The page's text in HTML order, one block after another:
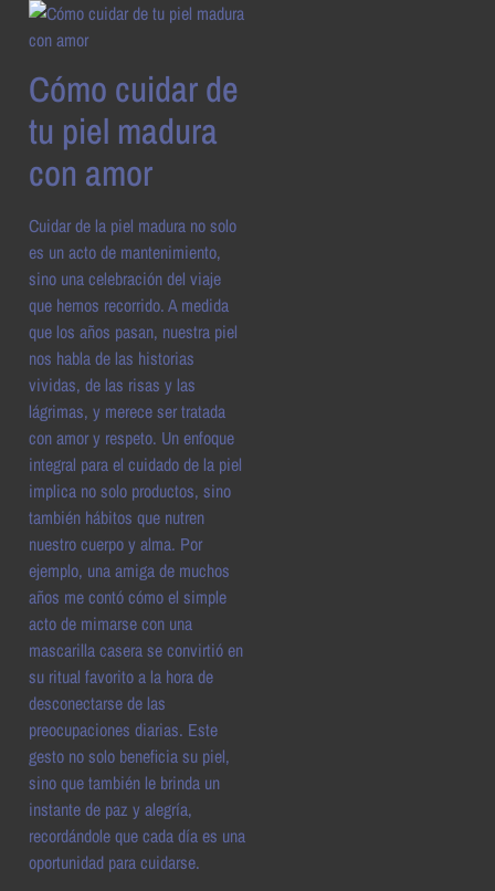
Cómo cuidar de
tu piel madura
con amor
Cuidar de la piel madura no solo
es un acto de mantenimiento,
sino una celebración del viaje
que hemos recorrido. A medida
que los años pasan, nuestra piel
nos habla de las historias
vividas, de las risas y las
lágrimas, y merece ser tratada
con amor y respeto. Un enfoque
integral para el cuidado de la piel
implica no solo productos, sino
también hábitos que nutren
nuestro cuerpo y alma. Por
ejemplo, una amiga de muchos
años me contó cómo el simple
acto de mimarse con una
mascarilla casera se convirtió en
su ritual favorito a la hora de
desconectarse de las
preocupaciones diarias. Este
gesto no solo beneficia su piel,
sino que también le brinda un
instante de paz y alegría,
recordándole que cada día es una
oportunidad para cuidarse.